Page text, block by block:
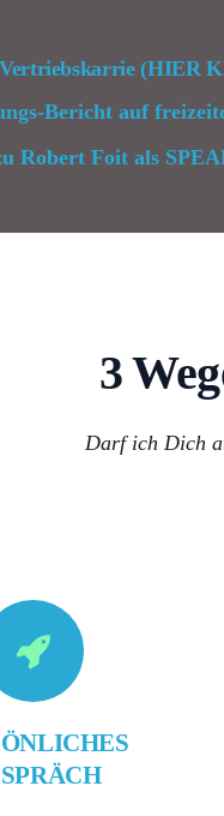
(HIER
Bericht auf
Robert Foit als
3
Darf ich Dich